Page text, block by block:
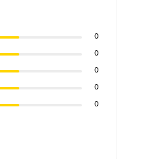
0
0
0
0
0